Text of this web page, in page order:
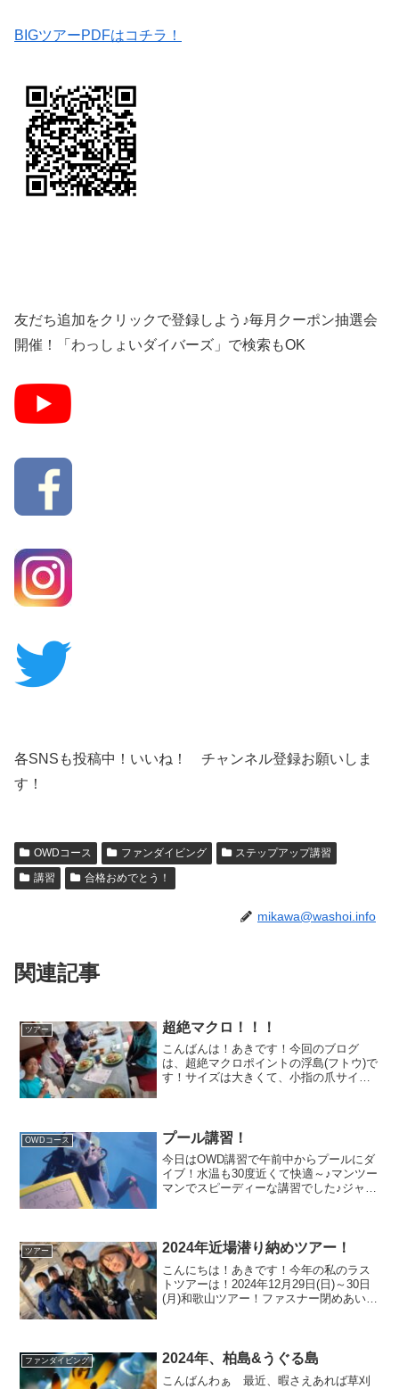
BIGツアーPDFはコチラ！
友だち追加をクリックで登録しよう♪毎月クーポン抽選会
開催！「わっしょいダイバーズ」で検索もOK
各SNSも投稿中！いいね！ チャンネル登録お願いしま
す！
OWDコース ファンダイビング
ステップアップ講習
講習
合格おめでとう！
mikawa@washoi.info
関連記事
ツアー 超絶マクロ！！！
こんばんは！あきです！今回のブログ
は、超絶マクロポイントの浮島(フトウ)で
す！サイズは大きくて、小指の爪サイ
る！という情報もありました...
OWDコース プール講習！
今日はOWD講習で午前中からプールにダ
イブ！水温も30度近くて快適～♪マンツー
マンでスピーディーな講習でした♪ジャッ
か吸収が早いの...
ツアー 2024年近場潜り納めツアー！
こんにちは！あきです！今年の私のラス
トツアーは！2024年12月29日(日)～30日
(月)和歌山ツアー！ファスナー閉めあいっ
面影...
ファンダイビング 2024年、柏島&うぐる島
こんばんわぁ 最近、暇さえあれば草刈